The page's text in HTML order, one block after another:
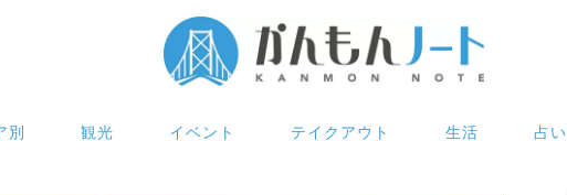
別 観光 イベント テイクアウト 生活 占い